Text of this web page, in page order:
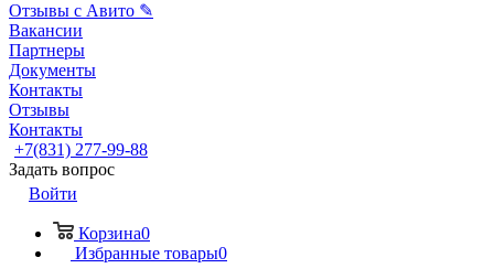
Отзывы с Авито ✎
Вакансии
Партнеры
Документы
Контакты
Отзывы
Контакты
+7(831) 277-99-88
Задать вопрос
Войти
Корзина0
Избранные товары0